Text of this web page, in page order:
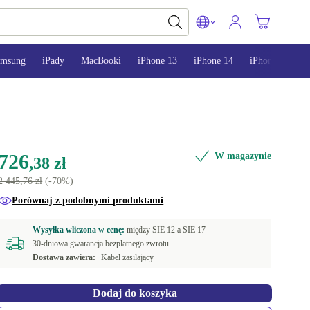
iPady MacBooki iPhone 13 iPhone 14 iPhone 15
,38 zł
445,76 zł(-70%)
W magazynie
Porównaj z podobnymi produktami
Wysyłka wliczona w cenę:międzySIE 12 aSIE 17
30-dniowa gwarancja bezpłatnego zwrotu
Dostawa zawiera:
Kabel zasilający
Dodaj do koszyka